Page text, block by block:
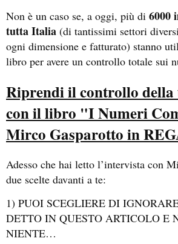
Non è un caso se, a oggi, più di 6000
tutta Italia (di tantissimi settori
ogni dimensione e fatturato) stanno
libro per avere un controllo totale sui
Riprendi il controllo della
con il libro "I Numeri
Mirco Gasparotto in
Adesso che hai letto l’intervista con
due scelte davanti a te:
1) PUOI SCEGLIERE DI
DETTO IN QUESTO ARTICOLO E
NIENTE…